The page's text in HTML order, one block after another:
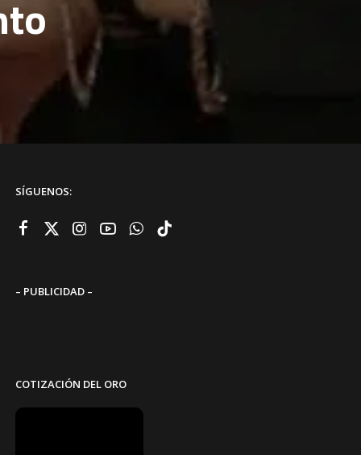
SÍGUENOS:
– PUBLICIDAD –
COTIZACIÓN DEL ORO